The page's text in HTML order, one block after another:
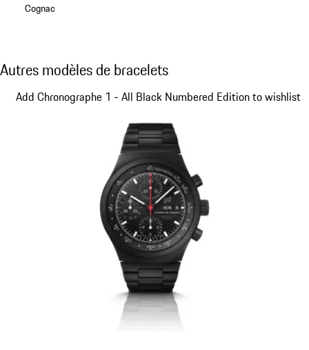
Cognac
Autres modèles de bracelets
Autres modèles de bracelets
Add Chronographe 1 - All Black Numbered Edition to wishlist
Diapositive 1 sur 5